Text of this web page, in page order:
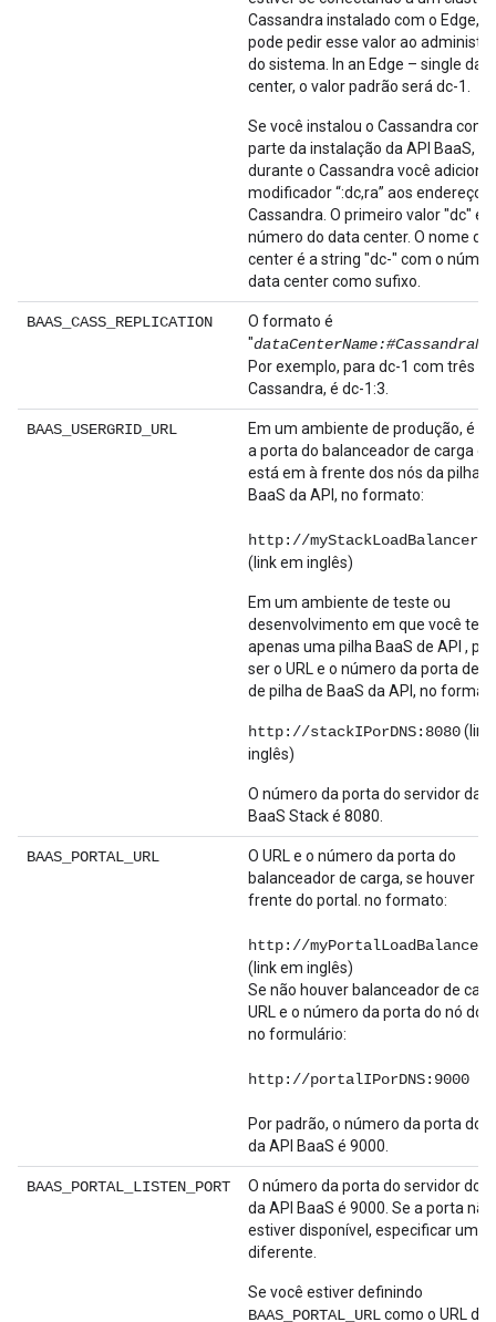
Cassandra instalado com o Edge,
pode pedir esse valor ao
do sistema. In an Edge – single data
center, o valor padrão será dc-1.
Se você instalou o Cassandra como
parte da instalação da API BaaS,
durante o Cassandra você
modificador “:dc,ra” aos endereços
Cassandra. O primeiro valor "dc" é o
número do data center. O nome do
center é a string "dc-" com o
data center como sufixo.
BAAS_CASS_REPLICATION
O formato é
"
Por exemplo, para dc-1 com três
Cassandra, é dc-1:3.
BAAS_USERGRID_URL
Em um ambiente de produção, é o
a porta do balanceador de carga
está em à frente dos nós da pilha
BaaS da API, no formato:
http://
(link em inglês)
Em um ambiente de teste ou
desenvolvimento em que você tem
apenas uma pilha BaaS de API ,
ser o URL e o número da porta de
de pilha de BaaS da API, no
http://stackIPorDNS:8080(link
inglês)
O número da porta do servidor da
BaaS Stack é 8080.
BAAS_PORTAL_URL
O URL e o número da porta do
balanceador de carga, se houver
frente do portal. no formato:
http://
(link em inglês)
Se não houver balanceador de
URL e o número da porta do nó do
no formulário:
http://portalIPorDNS:9000
Por padrão, o número da porta do
da API BaaS é 9000.
BAAS_PORTAL_LISTEN_PORT
O número da porta do servidor do
da API BaaS é 9000. Se a porta não
estiver disponível, especificar uma
diferente.
Se você estiver definindo
BAAS_PORTAL_URLcomo o URL do